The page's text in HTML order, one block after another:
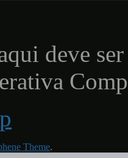
deve
Theme.